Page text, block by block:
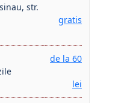
str.
gratis
de la 60
lei